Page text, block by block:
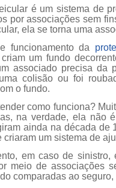
é um sistema de
por associações sem
ela se torna uma
funcionamento da
um fundo
associado precisa da
colisão ou foi
o fundo.
como funciona?
na verdade, ela não
ainda na década de
criaram um sistema de
em caso de
meio de associações
comparadas ao